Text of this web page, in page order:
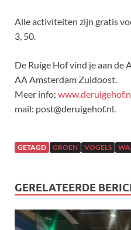
Alle activiteiten zijn gratis
3, 50.
De Ruige Hof vind je aan de
AA Amsterdam Zuidoost.
Meer info:
mail: post@deruigehof.nl.
GETAGD GROEN VOGELS
GERELATEERDE